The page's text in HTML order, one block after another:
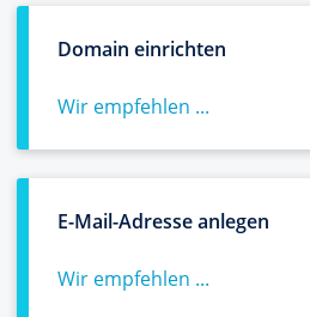
Domain einrichten
Wir empfehlen ...
E-Mail-Adresse anlegen
Wir empfehlen ...